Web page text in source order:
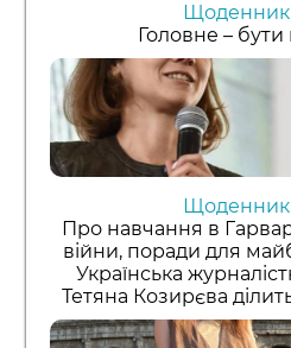
Щоденник
Головне –
Щоденник
Про навчання в
війни, поради для
Українська
Тетяна Козирєва